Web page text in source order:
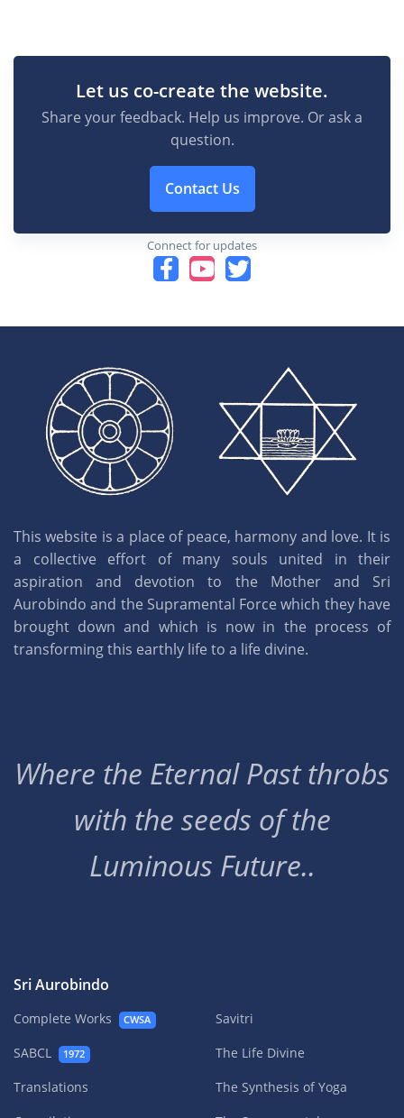
Let us co-create the website.
Share your feedback. Help us improve. Or ask a
question.
Contact Us
Connect for updates
This website is a place of peace, harmony and love. It is
a collective effort of many souls united in their
aspiration and devotion to the Mother and Sri
Aurobindo and the Supramental Force which they have
brought down and which is now in the process of
transforming this earthly life to a life divine.
Where the Eternal Past throbs
with the seeds of the
Luminous Future..
Sri Aurobindo
Complete Works CWSA
SABCL 1972
Translations
Savitri
The Life Divine
The Synthesis of Yoga